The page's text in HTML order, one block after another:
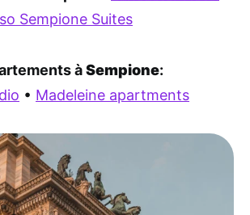
Sempione Suites
àSempione:
• Madeleine apartments